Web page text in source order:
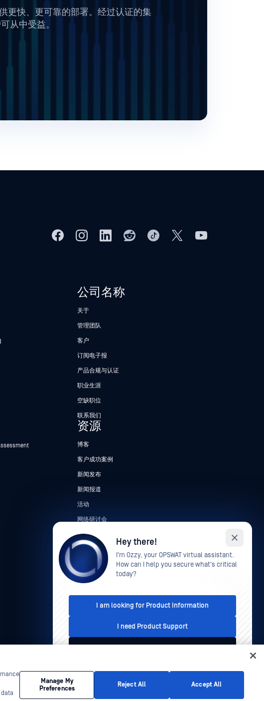
更快、更可靠的部署。经过认证的集
从中受益。
公司名称
关于
管理团队
客户
订阅电子报
产品合规与认证
职业生涯
空缺职位
联系我们
资源
博客
客户成功案例
新闻发布
新闻报道
活动
网络研讨会
产品型录
白皮书
免费工具
法律声明 隐私政策
Manage My
Preferences
Reject All Accept All
Hey there!
I'm Ozzy, your OPSWAT virtual assistant.
How can I help you secure what's critical
today?
I am looking for Product Information
I need Product Support
This conversation is recorded for quality assurance
purposes. See our